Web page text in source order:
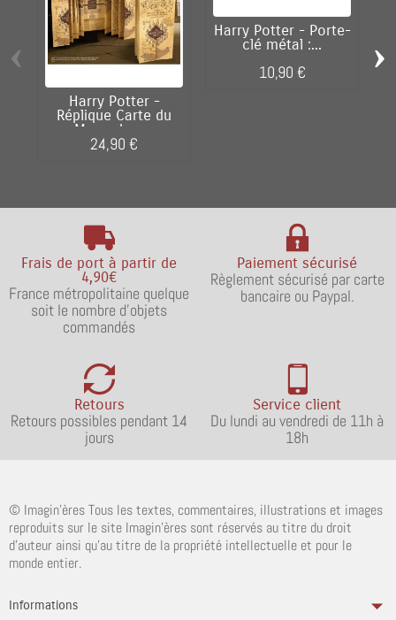
Harry Potter -
Réplique Carte du
Maraudeur...
24,90 €
Harry Potter - Porte-
clé métal :...
10,90 €
‹ ›
Frais de port à partir de
4,90€
France métropolitaine quelque
soit le nombre d'objets
commandés
Paiement sécurisé
Règlement sécurisé par carte
bancaire ou Paypal.
Retours
Retours possibles pendant 14
jours
Service client
Du lundi au vendredi de 11h à
18h
© Imagin'ères Tous les textes, commentaires, illustrations et images
reproduits sur le site Imagin'ères sont réservés au titre du droit
d'auteur ainsi qu'au titre de la propriété intellectuelle et pour le
monde entier.
Informations